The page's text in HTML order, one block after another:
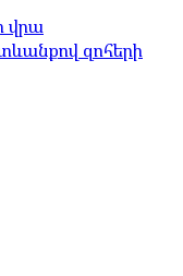
վրա
զոհերի